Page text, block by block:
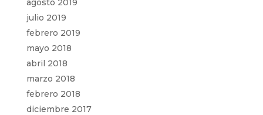
agosto 2019
julio 2019
febrero 2019
mayo 2018
abril 2018
marzo 2018
febrero 2018
diciembre 2017